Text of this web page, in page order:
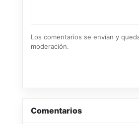
Los comentarios se envían y
moderación.
Comentarios